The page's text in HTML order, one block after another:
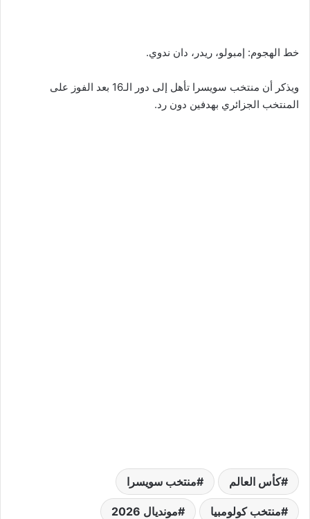
خط الهجوم: إمبولو، ريدر، دان ندوي.
ويذكر أن منتخب سويسرا تأهل إلى دور الـ16 بعد الفوز على
المنتخب الجزائري بهدفين دون رد.
كأس العالم منتخب سويسرا
منتخب كولومبيا مونديال 2026